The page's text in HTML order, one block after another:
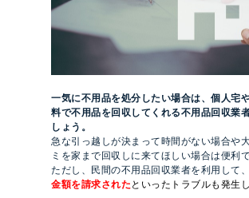
一気に不用品を処分したい場合は、個人宅
料で不用品を回収してくれる不用品回収業
しょう。
急な引っ越しが決まって時間がない場合や
ミを家まで回収しに来てほしい場合は便利で
ただし、民間の不用品回収業者を利用して、
金額を請求された といったトラブルも発生